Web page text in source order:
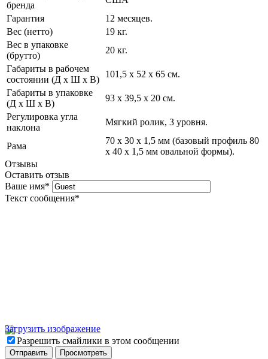
бренда
Гарантия
12 месяцев.
Вес (нетто)
19 кг.
Вес в упаковке
(брутто)
20 кг.
Габариты в рабочем
состоянии (Д х Ш х В)
101,5 х 52 х 65 см.
Габариты в упаковке
(Д х Ш х В)
93 х 39,5 х 20 см.
Регулировка угла
наклона
Мягкий ролик, 3 уровня.
Рама
70 х 30 х 1,5 мм (базовый профиль 80
х 40 х 1,5 мм овальной формы).
Отзывы
Оставить отзыв
Ваше имя*
Текст сообщения*
Загрузить изображение
Разрешить смайлики в этом сообщении